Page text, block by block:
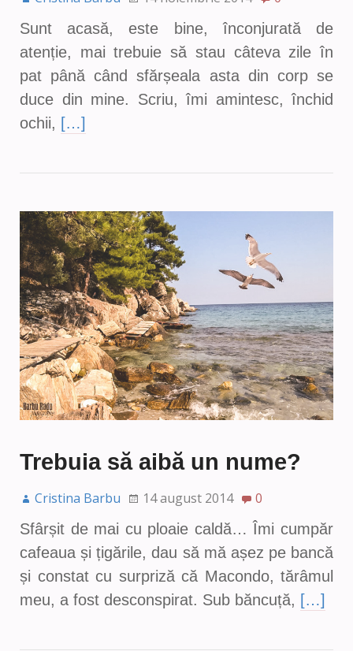
Sunt acasă, este bine, înconjurată de
atenție, mai trebuie să stau câteva zile în
pat până când sfărșeala asta din corp se
duce din mine. Scriu, îmi amintesc, închid
ochii, […]
Trebuia să aibă un nume?
Cristina Barbu 14 august 2014
0
Sfârșit de mai cu ploaie caldă… Îmi cumpăr
cafeaua și țigările, dau să mă așez pe bancă
și constat cu surpriză că Macondo, tărâmul
meu, a fost desconspirat. Sub băncuță, […]